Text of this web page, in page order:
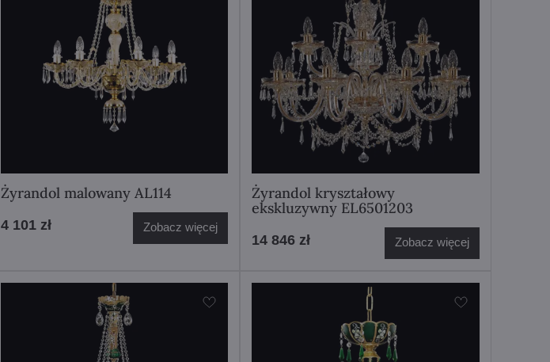
Żyrandol malowany AL114
4 101 zł Zobacz więcej
Żyrandol kryształowy
ekskluzywny EL6501203
14 846 zł Zobacz więcej